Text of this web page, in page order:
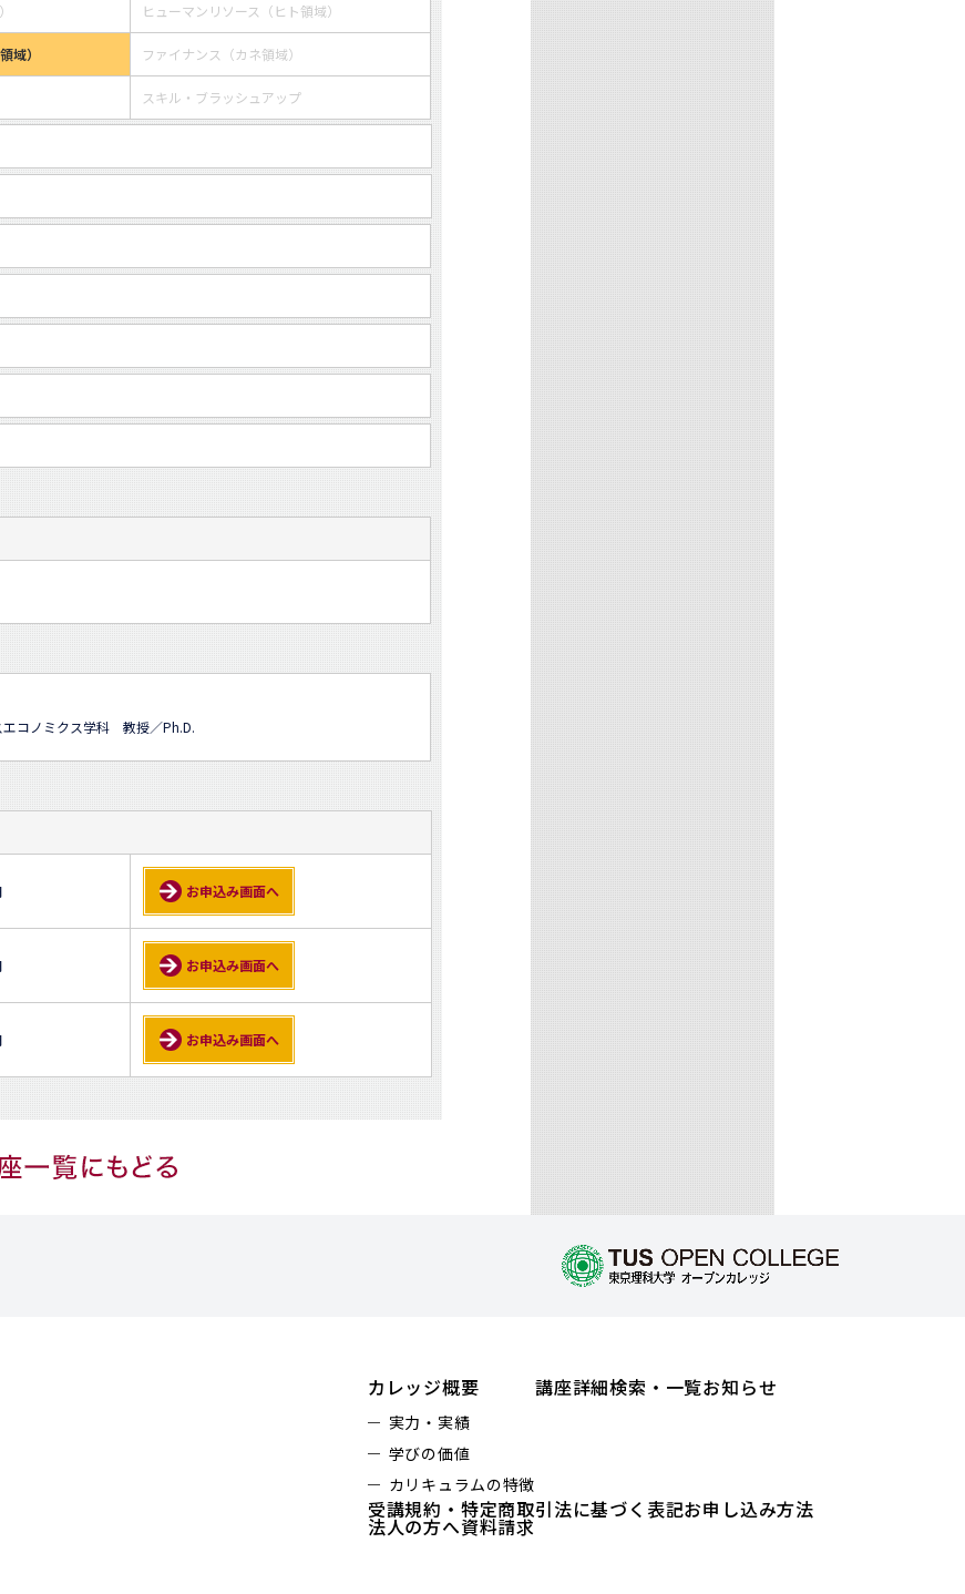
ヒューマンリソース（ヒト領域）
域） ファイナンス（カネ領域）
スキル・ブラッシュアップ
コノミクス学科 教授／Ph.D.
お申込み画面へ
お申込み画面へ
お申込み画面へ
カレッジ概要
実力・実績
学びの価値
カリキュラムの特徴
講座詳細検索・一覧お知らせ
受講規約・特定商取引法に基づく表記お申し込み方法
法人の方へ資料請求